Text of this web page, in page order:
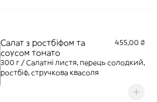
Салат з ростбіфом та
соусом тонато
455,00 ₴
300 г / Салатні листя, перець солодкий,
ростбіф, стручкова квасоля